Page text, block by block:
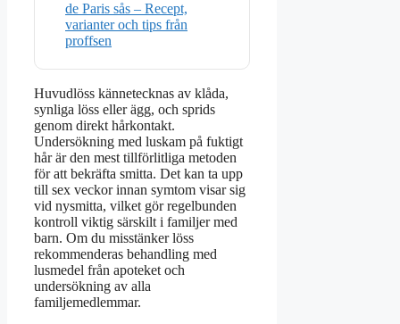
de Paris sås – Recept,
varianter och tips från
proffsen
Huvudlöss kännetecknas av klåda,
synliga löss eller ägg, och sprids
genom direkt hårkontakt.
Undersökning med luskam på fuktigt
hår är den mest tillförlitliga metoden
för att bekräfta smitta. Det kan ta upp
till sex veckor innan symtom visar sig
vid nysmitta, vilket gör regelbunden
kontroll viktig särskilt i familjer med
barn. Om du misstänker löss
rekommenderas behandling med
lusmedel från apoteket och
undersökning av alla
familjemedlemmar.